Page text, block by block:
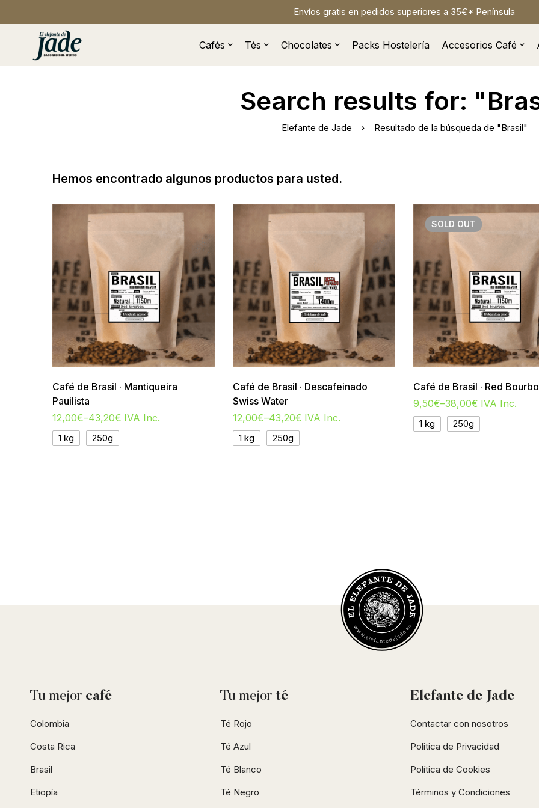
Envíos gratis en pedidos superiores a 35€* Península
Cafés Tés Chocolates Packs Hostelería Accesorios Café
Search results for:
Elefante de Jade Resultado de la búsqueda de "Brasil"
Hemos encontrado algunos productos para usted.
Café de Brasil · Mantiqueira
Pauilista
12,00€–43,20€ IVA Inc.
1 kg 250g
Café de Brasil · Descafeinado
Swiss Water
12,00€–43,20€ IVA Inc.
1 kg 250g
SOLD OUT
Café de Brasil · Red
9,50€–38,00€ IVA Inc.
1 kg 250g
Tu mejor café
Colombia
Costa Rica
Brasil
Etiopía
Tu mejor té
Té Rojo
Té Azul
Té Blanco
Té Negro
Elefante de Jade
Contactar con nosotros
Politica de Privacidad
Política de Cookies
Términos y Condiciones